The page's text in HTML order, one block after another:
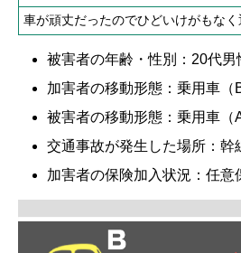
車が頑丈だったのでひどいけがもな
被害者の年齢・性別：20代男
加害者の移動形態：乗用車（B
被害者の移動形態：乗用車（A
交通事故が発生した場所：幹
加害者の保険加入状況：任意
弁護士費用を知る
弁護士を探す
弁護士に相談[無料]